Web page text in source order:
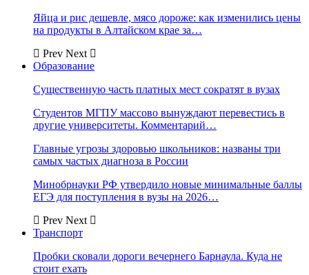
Яйца и рис дешевле, мясо дороже: как изменились цены
на продукты в Алтайском крае за…
Prev Next
Образование
Существенную часть платных мест сократят в вузах
Студентов МГПУ массово вынуждают перевестись в
другие университеты. Комментарий…
Главные угрозы здоровью школьников: названы три
самых частых диагноза в России
Минобрнауки РФ утвердило новые минимальные баллы
ЕГЭ для поступления в вузы на 2026…
Prev Next
Транспорт
Пробки сковали дороги вечернего Барнаула. Куда не
стоит ехать